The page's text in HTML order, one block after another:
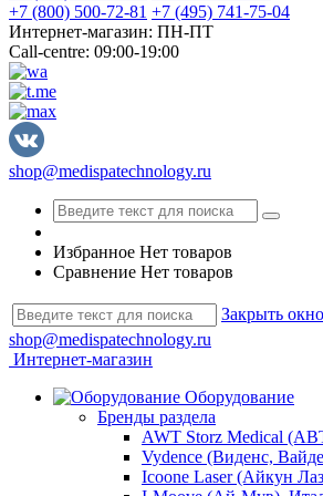
+7 (800) 500-72-81 +7 (495) 741-75-04
Интернет-магазин: ПН-ПТ
Call-centre: 09:00-19:00
shop@medispatechnology.ru
Избранное Нет товаров
Сравнение Нет товаров
Закрыть окно
shop@medispatechnology.ru
Интернет-магазин
Оборудование
Бренды раздела
AWT Storz Medical
Vydence (Виденс,
Icoone Laser (Айкун